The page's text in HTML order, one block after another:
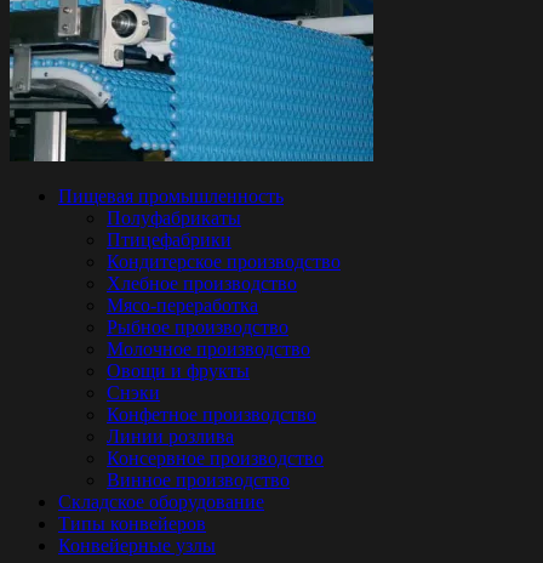
Пищевая промышленность
Полуфабрикаты
Птицефабрики
Кондитерское производство
Хлебное производство
Мясо-переработка
Рыбное производство
Молочное производство
Овощи и фрукты
Снэки
Конфетное производство
Линии розлива
Консервное производство
Винное производство
Складское оборудование
Типы конвейеров
Конвейерные узлы